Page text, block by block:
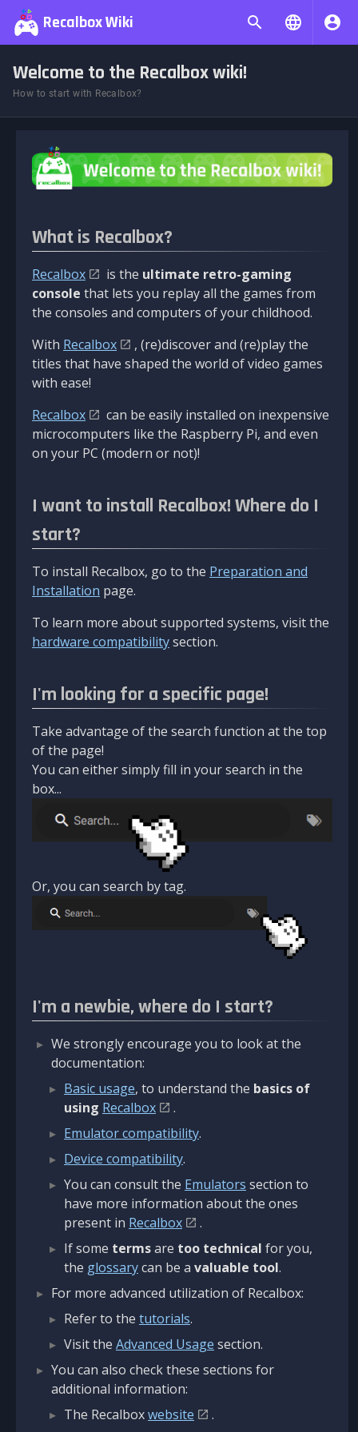
Recalbox Wiki
Welcome to the Recalbox wiki!
How to start with Recalbox?
What is Recalbox?
Recalbox is the ultimate retro-gaming
console that lets you replay all the games from
the consoles and computers of your childhood.
With Recalbox
, (re)discover and (re)play the
titles that have shaped the world of video games
with ease!
Recalbox
can be easily installed on inexpensive
microcomputers like the Raspberry Pi, and even
on your PC (modern or not)!
I want to install Recalbox! Where do I
start?
To install Recalbox, go to the Preparation and
Installation page.
To learn more about supported systems, visit the
hardware compatibilitysection.
I'm looking for a specific page!
Take advantage of the search function at the top
of the page!
You can either simply fill in your search in the
box...
Or, you can search by tag.
I'm a newbie, where do I start?
We strongly encourage you to look at the
documentation:
Basic usage, to understand the basics of
using Recalbox
.
Emulator compatibility.
Device compatibility.
You can consult the Emulators section to
have more information about the ones
present in Recalbox
.
If some termsare too technical for you,
the glossarycan be a valuable tool.
For more advanced utilization of Recalbox:
Refer to the tutorials.
Visit the Advanced Usage section.
You can also check these sections for
additional information:
The Recalboxwebsite
.